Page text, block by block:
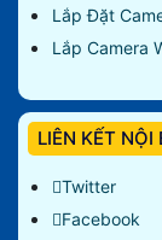
Lắp Đặt
Lắp Camera
LIÊN KẾT NỘI
Twitter
Facebook